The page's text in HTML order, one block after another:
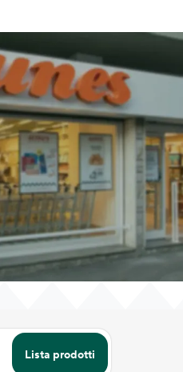
Lista prodotti